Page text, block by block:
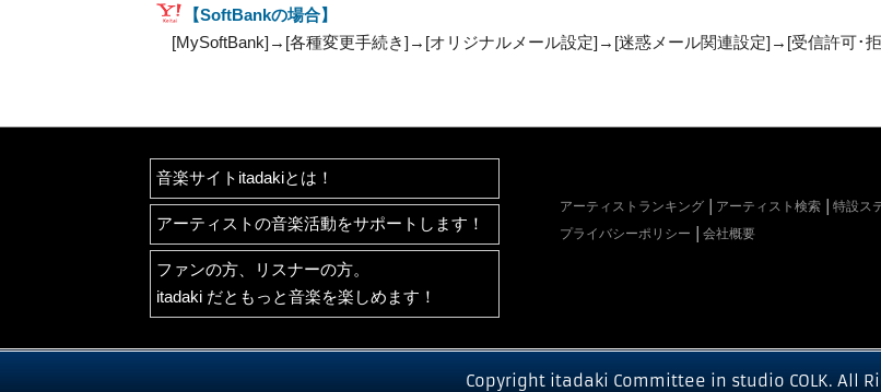
【SoftBankの場合】
[MySoftBank]→[各種変更手続き]→[オリジナルメール設定]→[迷惑メール関連設定]→[受信許可･
音楽サイトitadakiとは！
アーティストの音楽活動をサポートします！
ファンの方、リスナーの方。
itadaki だともっと音楽を楽しめます！
アーティストランキング アーティスト検索 特設ス
プライバシーポリシー
会社概要
Copyright itadaki Committee in studio COLK. All